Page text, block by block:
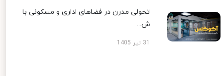
تحولی مدرن در فضاهای اداری و مسکونی با
ش...